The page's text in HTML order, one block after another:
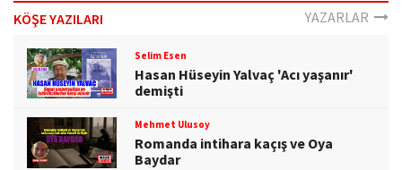
o
KÖŞE YAZILARI YAZARLAR
Selim Esen
Hasan Hüseyin Yalvaç 'Acı yaşanır'
demişti
Mehmet Ulusoy
Romanda intihara kaçış ve Oya
Baydar